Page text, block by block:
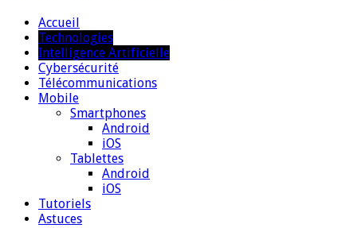
Accueil
Technologies
Intelligence Artificielle
Cybersécurité
Télécommunications
Mobile
Smartphones
Android
iOS
Tablettes
Android
iOS
Tutoriels
Astuces